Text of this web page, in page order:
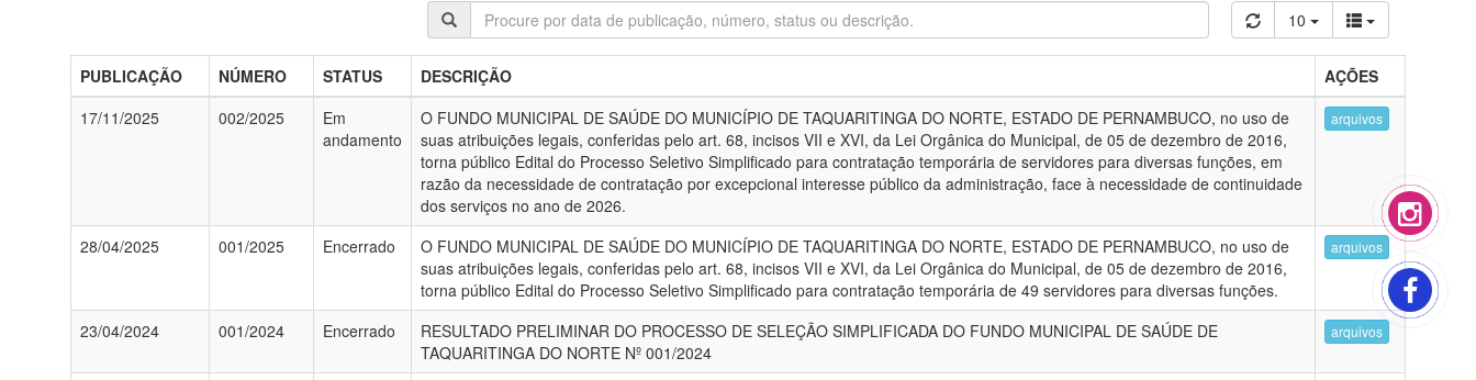
10
PUBLICAÇÃO NÚMERO STATUS DESCRIÇÃO
AÇÕES
17/11/2025
002/2025
Em
andamento
O FUNDO MUNICIPAL DE SAÚDE DO MUNICÍPIO DE TAQUARITINGA DO NORTE, ESTADO DE PERNAMBUCO, no uso de
suas atribuições legais, conferidas pelo art. 68, incisos VII e XVI, da Lei Orgânica do Municipal, de 05 de dezembro de 2016,
torna público Edital do Processo Seletivo Simplificado para contratação temporária de servidores para diversas funções, em
razão da necessidade de contratação por excepcional interesse público da administração, face à necessidade de continuidade
dos serviços no ano de 2026.
arquivos
28/04/2025 001/2025 Encerrado
O FUNDO MUNICIPAL DE SAÚDE DO MUNICÍPIO DE TAQUARITINGA DO NORTE, ESTADO DE PERNAMBUCO, no uso de
suas atribuições legais, conferidas pelo art. 68, incisos VII e XVI, da Lei Orgânica do Municipal, de 05 de dezembro de 2016,
torna público Edital do Processo Seletivo Simplificado para contratação temporária de 49 servidores para diversas funções.
arquivos
23/04/2024 001/2024 Encerrado
RESULTADO PRELIMINAR DO PROCESSO DE SELEÇÃO SIMPLIFICADA DO FUNDO MUNICIPAL DE SAÚDE DE
TAQUARITINGA DO NORTE Nº 001/2024
arquivos